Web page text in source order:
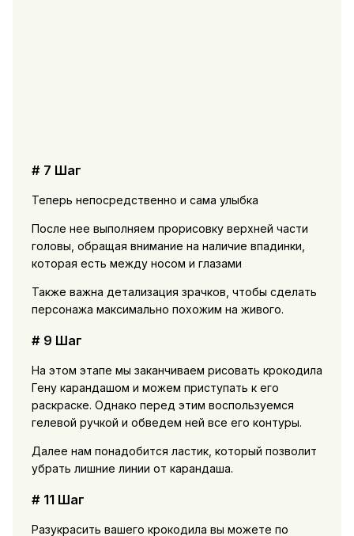
# 7 Шаг
Теперь непосредственно и сама улыбка
После нее выполняем прорисовку верхней части
головы, обращая внимание на наличие впадинки,
которая есть между носом и глазами
Также важна детализация зрачков, чтобы сделать
персонажа максимально похожим на живого.
# 9 Шаг
На этом этапе мы заканчиваем рисовать крокодила
Гену карандашом и можем приступать к его
раскраске. Однако перед этим воспользуемся
гелевой ручкой и обведем ней все его контуры.
Далее нам понадобится ластик, который позволит
убрать лишние линии от карандаша.
# 11 Шаг
Разукрасить вашего крокодила вы можете по